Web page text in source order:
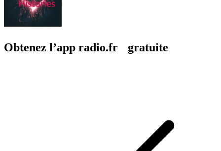
Obtenez l’app radio.fr gratuite